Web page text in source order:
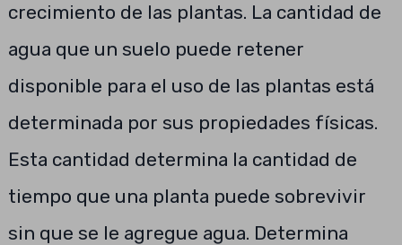
crecimiento de las plantas. La cantidad de
agua que un suelo puede retener
disponible para el uso de las plantas está
determinada por sus propiedades físicas.
Esta cantidad determina la cantidad de
tiempo que una planta puede sobrevivir
sin que se le agregue agua. Determina